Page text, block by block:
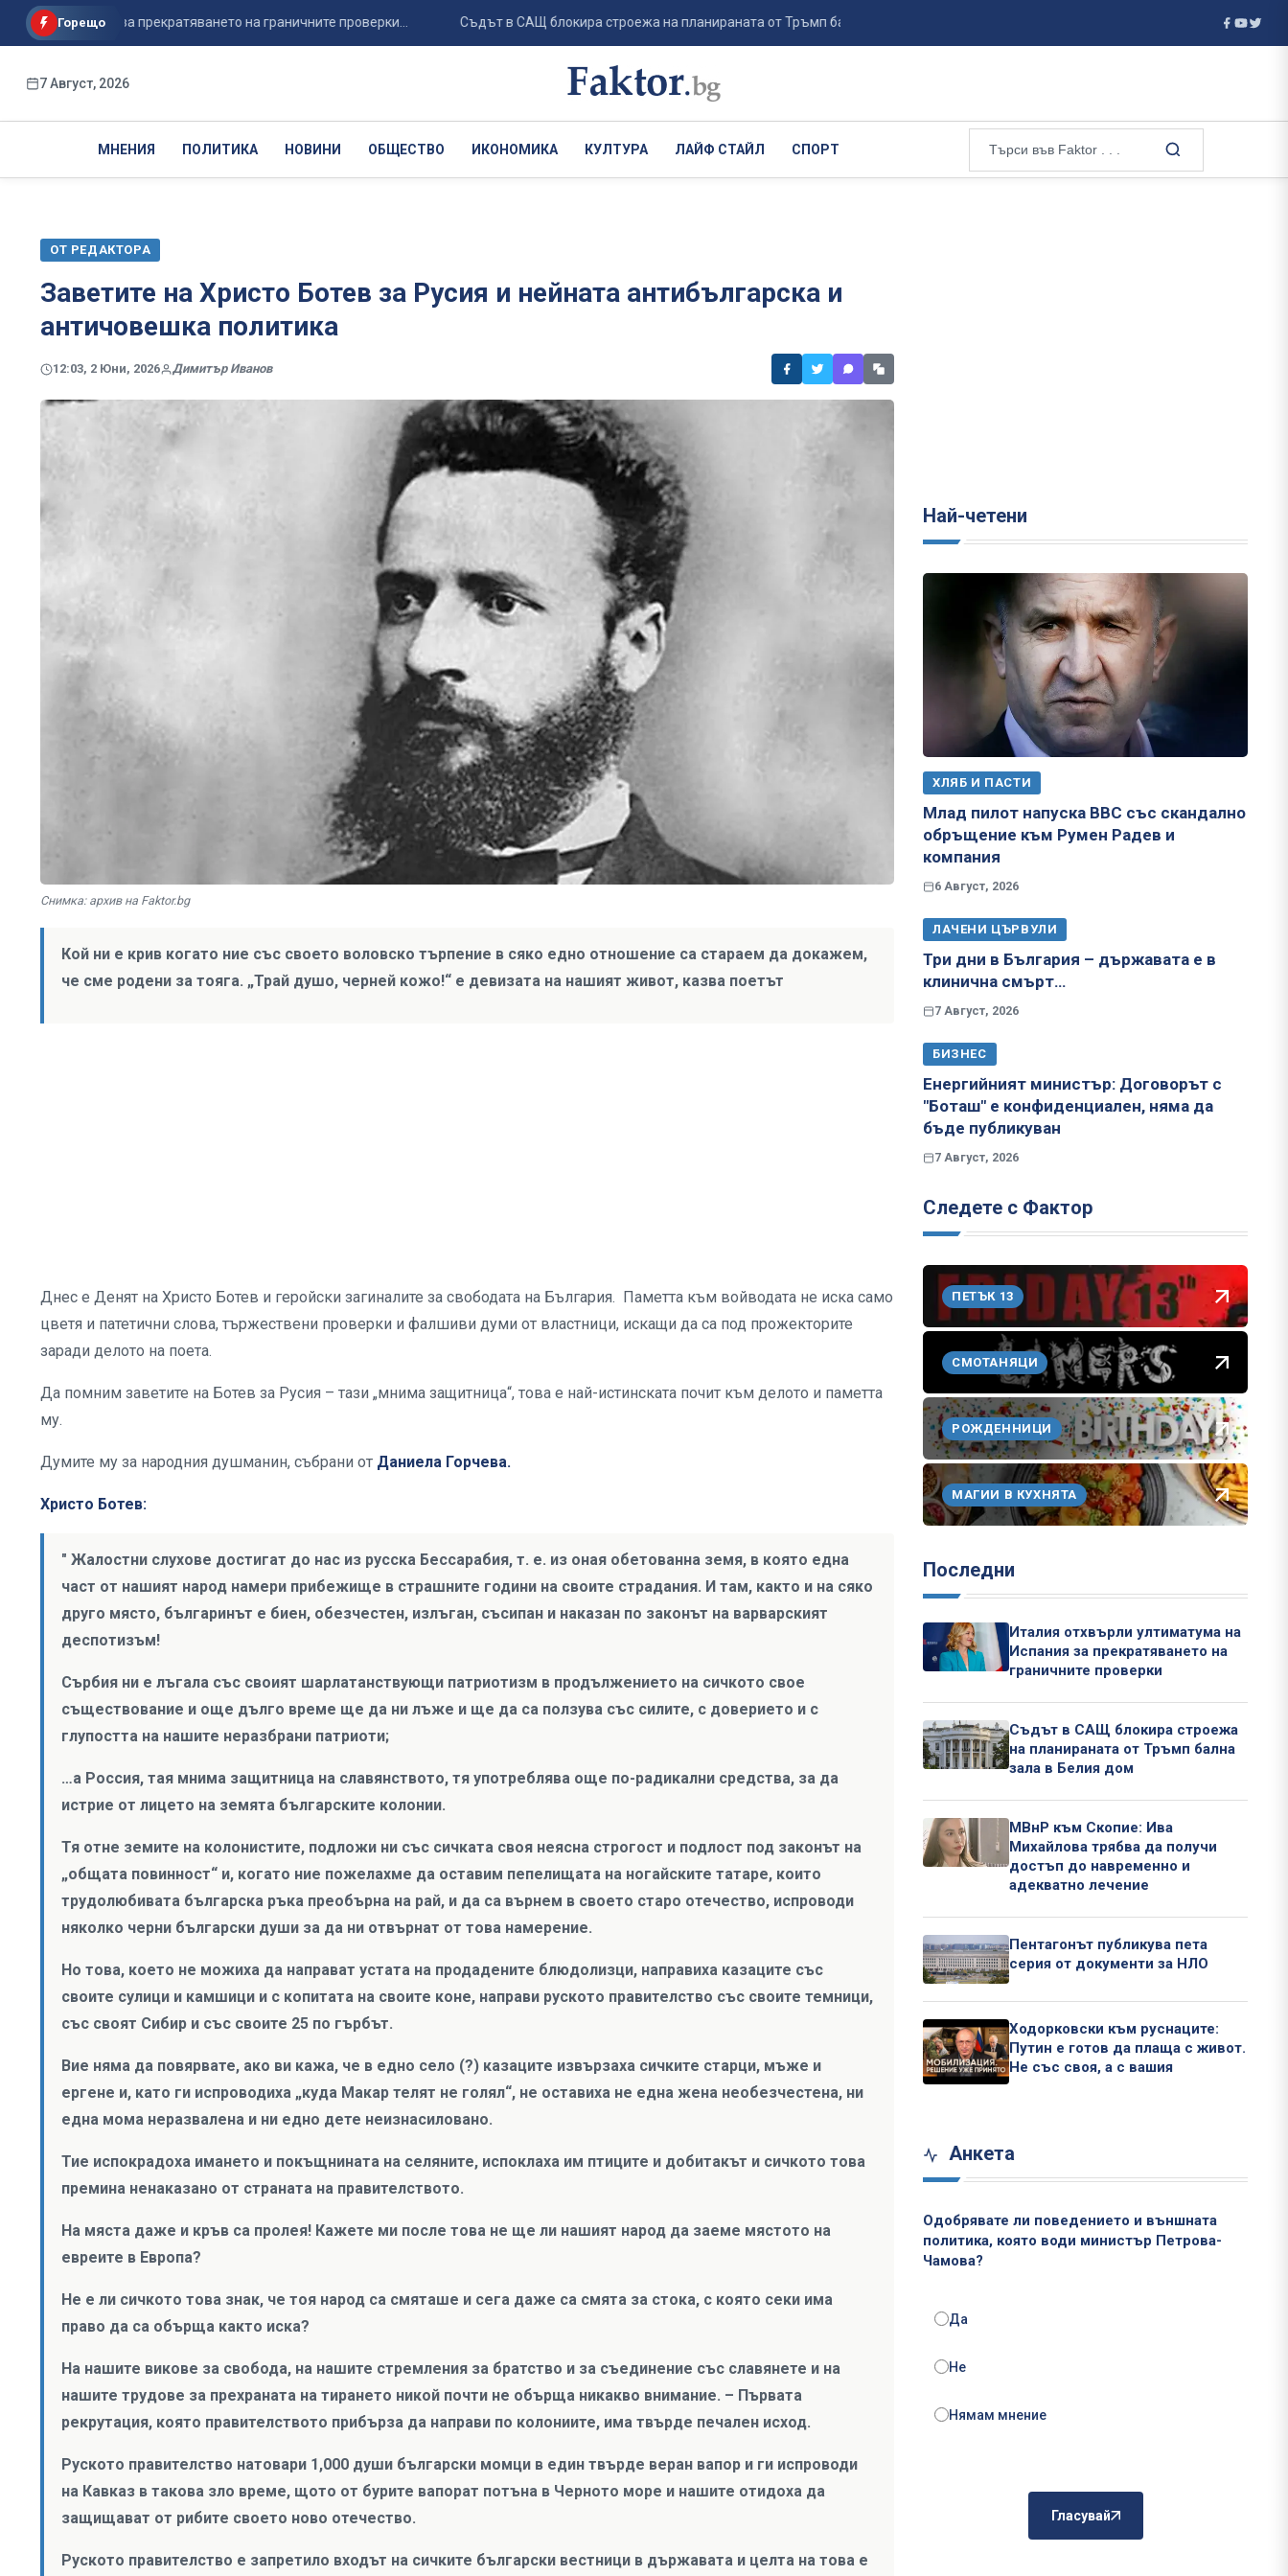
Горещо
Испания за прекратяването на граничните проверки... Съдът в САЩ блокира строежа на планираната от Тръмп бална зала в Белия дом... МВнР към Скопие: Ива Михайлова трябва да
7 Август, 2026
МНЕНИЯ ПОЛИТИКА НОВИНИ ОБЩЕСТВО ИКОНОМИКА КУЛТУРА ЛАЙФ СТАЙЛ СПОРТ
ОТ РЕДАКТОРА
Заветите на Христо Ботев за Русия и нейната антибългарска и
античовешка политика
12:03, 2 Юни, 2026 Димитър Иванов
Снимка: архив на Faktor.bg
Кой ни е крив когато ние със своето воловско търпение в сяко едно отношение са стараем да докажем,
че сме родени за тояга. „Трай душо, черней кожо!“ е девизата на нашият живот, казва поетът
Днес е Денят на Христо Ботев и геройски загиналите за свободата на България. Паметта към войводата не иска само
цветя и патетични слова, тържествени проверки и фалшиви думи от властници, искащи да са под прожекторите
заради делото на поета.
Да помним заветите на Ботев за Русия – тази „мнима защитница“, това е най-истинската почит към делото и паметта
му.
Думите му за народния душманин, събрани от Даниела Горчева.
Христо Ботев:
" Жалостни слухове достигат до нас из русска Бессарабия, т. е. из оная обетованна земя, в която една
част от нашият народ намери прибежище в страшните години на своите страдания. И там, както и на сяко
друго място, българинът е биен, обезчестен, излъган, съсипан и наказан по законът на варварският
деспотизъм!
Сърбия ни е лъгала със своият шарлатанствующи патриотизм в продължението на сичкото свое
съществование и още дълго време ще да ни лъже и ще да са ползува със силите, с доверието и с
глупостта на нашите неразбрани патриоти;
…а Россия, тая мнима защитница на славянството, тя употреблява още по-радикални средства, за да
истрие от лицето на земята българските колонии.
Тя отне земите на колонистите, подложи ни със сичката своя неясна строгост и подлост под законът на
„общата повинност“ и, когато ние пожелахме да оставим пепелищата на ногайските татаре, които
трудолюбивата българска ръка преобърна на рай, и да са върнем в своето старо отечество, испроводи
няколко черни български души за да ни отвърнат от това намерение.
Но това, което не можиха да направат устата на продадените блюдолизци, направиха казаците със
своите сулици и камшици и с копитата на своите коне, направи руското правителство със своите темници,
със своят Сибир и със своите 25 по гърбът.
Вие няма да повярвате, ако ви кажа, че в едно село (?) казаците извързаха сичките старци, мъже и
ергене и, като ги испроводиха „куда Макар телят не голял“, не оставиха не една жена необезчестена, ни
една мома неразвалена и ни едно дете неизнасиловано.
Тие испокрадоха имането и покъщнината на селяните, испоклаха им птиците и добитакът и сичкото това
премина ненаказано от страната на правителството.
На мяста даже и кръв са пролея! Кажете ми после това не ще ли нашият народ да заеме мястото на
евреите в Европа?
Не е ли сичкото това знак, че тоя народ са смяташе и сега даже са смята за стока, с която секи има
право да са обърща както иска?
На нашите викове за свобода, на нашите стремления за братство и за съединение със славянете и на
нашите трудове за прехраната на тирането никой почти не обърща никакво внимание. – Първата
рекрутация, която правителството прибърза да направи по колониите, има твърде печален исход.
Руското правителство натовари 1,000 души български момци в един твърде веран вапор и ги испроводи
на Кавказ в такова зло време, щото от бурите вапорат потъна в Черното море и нашите отидоха да
защищават от рибите своето ново отечество.
Руското правителство е запретило входът на сичките български вестници в държавата и целта на това е
Най-четени
ХЛЯБ И ПАСТИ
Млад пилот напуска ВВС със скандално
обръщение към Румен Радев и
компания
6 Август, 2026
ЛАЧЕНИ ЦЪРВУЛИ
Три дни в България – държавата е в
клинична смърт…
7 Август, 2026
БИЗНЕС
Енергийният министър: Договорът с
"Боташ" е конфиденциален, няма да
бъде публикуван
7 Август, 2026
Следете с Фактор
ПЕТЪК 13
СМОТАНЯЦИ
РОЖДЕННИЦИ
МАГИИ В КУХНЯТА
Последни
Италия отхвърли ултиматума на
Испания за прекратяването на
граничните проверки
Съдът в САЩ блокира строежа
на планираната от Тръмп бална
зала в Белия дом
МВнР към Скопие: Ива
Михайлова трябва да получи
достъп до навременно и
адекватно лечение
Пентагонът публикува пета
серия от документи за НЛО
Ходорковски към руснаците:
Путин е готов да плаща с живот.
Не със своя, а с вашия
Анкета
Одобрявате ли поведението и външната
политика, която води министър Петрова-
Чамова?
Да
Не
Нямам мнение
Гласувай